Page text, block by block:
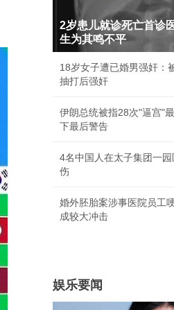
2岁患儿就诊死亡首诊
生为其鸣不平
18岁女子遭已婚男强奸：
抽打后强奸
伊朗总统被指28次"逼宫"
下最后警告
4名中国人在太子集团一
伤
婚外胚胎案涉事医院员工
成较大冲击
娱乐要闻